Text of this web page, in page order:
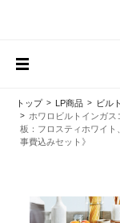
トップ LP商品
ビル
ホワロビルトインガ
板：フロスティホワイ
事費込みセット》